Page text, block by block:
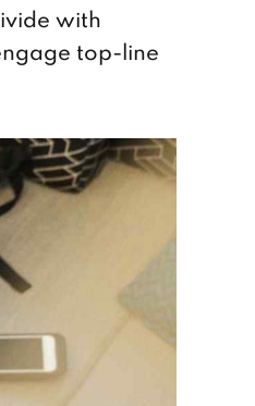
with
top-line